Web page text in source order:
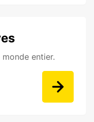
entier.